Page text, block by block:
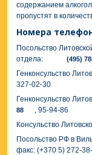
содержанием
пропустят в
Номера
Посольство
отдела:
(495)
Генконсульство
327-02-30
Генконсульство
88
, 95-94-86
Консульство
Посольство РФ в
факс: (+370 5) 272-